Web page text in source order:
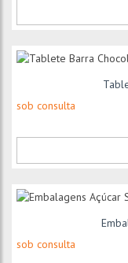
sob consulta
sob consulta